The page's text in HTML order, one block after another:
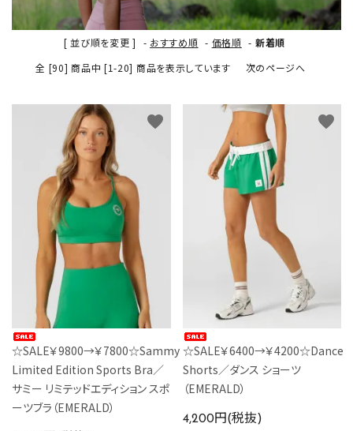
新着商品
アイテムから探す
INFORMATIOM
[ 並び順を変更 ] - おすすめ順 - 価格順 - 新着順
全 [90] 商品中 [1-20] 商品を表示しています
次のページへ
☆SALE￥9800→￥7800☆Sammy
Limited Edition Sports Bra／
サミー リミテッドエディション スポ
ーツブラ（EMERALD）
favorite
☆SALE￥6400→￥4200☆Dance
Shorts／ダンス ショーツ
（EMERALD）
4,200円(税抜)
favorite